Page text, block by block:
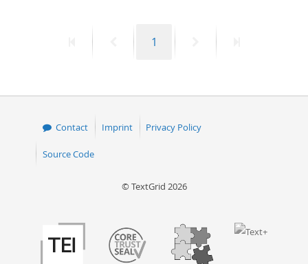
PreviousPage
1
Contact Imprint Privacy Policy
Source Code
© TextGrid 2026